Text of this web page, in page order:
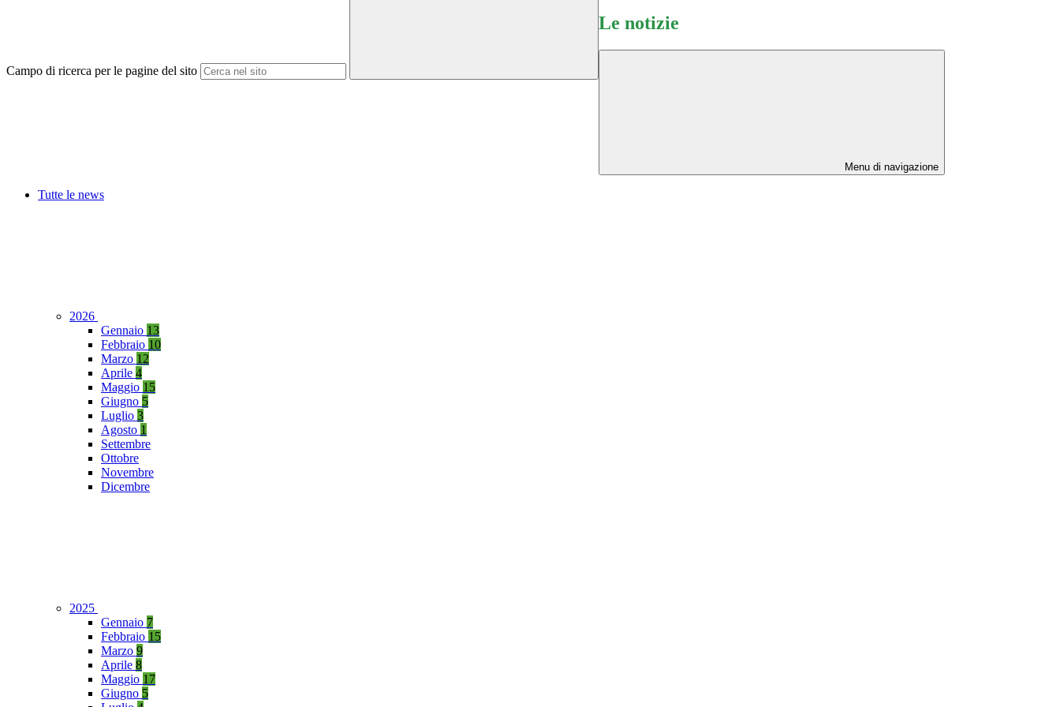
Campo di ricerca per le pagine del sito
Le notizie
Menu di navigazione
Tutte le news
2026
Gennaio 13
Febbraio 10
Marzo 12
Aprile 4
Maggio 15
Giugno 5
Luglio 3
Agosto 1
Settembre
Ottobre
Novembre
Dicembre
2025
Gennaio 7
Febbraio 15
Marzo 9
Aprile 8
Maggio 17
Giugno 5